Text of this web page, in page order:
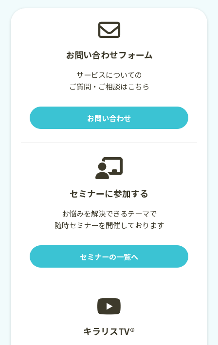
お問い合わせフォーム
サービスについての
ご質問・ご相談はこちら
お問い合わせ
セミナーに参加する
お悩みを解決できるテーマで
随時セミナーを開催しております
セミナーの一覧へ
キラリスTV®